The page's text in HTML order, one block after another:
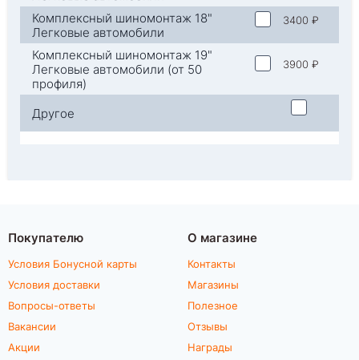
Комплексный шиномонтаж 18"
Легковые автомобили
3400 ₽
Комплексный шиномонтаж 19"
Легковые автомобили (от 50
профиля)
3900 ₽
Другое
Покупателю
Условия Бонусной карты
Условия доставки
Вопросы-ответы
Вакансии
Акции
О магазине
Контакты
Магазины
Полезное
Отзывы
Награды